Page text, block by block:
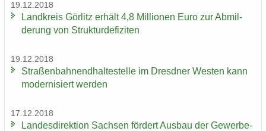
19.12.2018
Land­kreis Gör­litz er­hält 4,8 Mil­lio­nen Euro zur Ab­mil­
de­rung von Struk­tur­de­fi­zi­ten
19.12.2018
Stra­ßen­bah­nend­hal­te­stel­le im Dresd­ner Wes­ten kann
mo­der­ni­siert wer­den
17.12.2018
Lan­des­di­rek­ti­on Sach­sen för­dert Aus­bau der Ge­wer­be­